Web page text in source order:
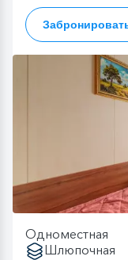
Одноместная
Шлюпочная